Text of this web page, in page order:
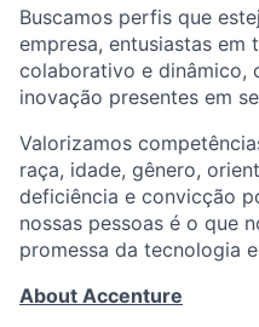
Buscamos perfis que
empresa, entusiastas em
colaborativo e dinâmico,
inovação presentes em
Valorizamos
raça, idade, gênero,
deficiência e convicção
nossas pessoas é o que
promessa da tecnologia
About Accenture